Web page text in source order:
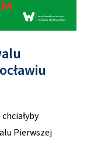
Pierwszej